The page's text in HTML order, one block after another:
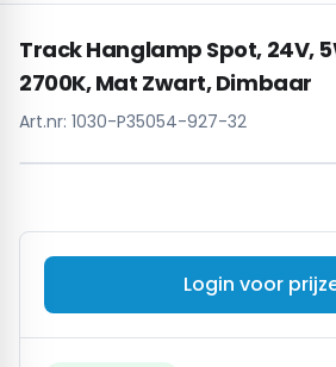
Track Hanglamp Spot, 24V,
2700K, Mat Zwart, Dimbaar
Art.nr: 1030-P35054-927-32
Login voor